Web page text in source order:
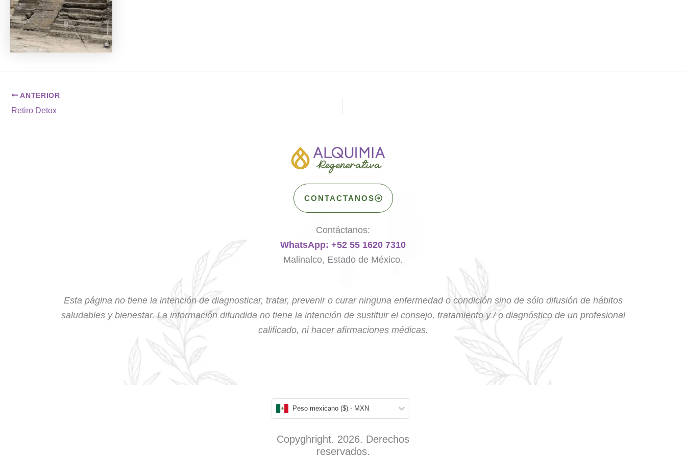
ANTERIOR
Retiro Detox
CONTACTANOS
Contáctanos:
WhatsApp: +52 55 1620 7310
Malinalco, Estado de México.
Esta página no tiene la intención de diagnosticar, tratar, prevenir o curar ninguna enfermedad o condición sino de sólo difusión de hábitos
saludables y bienestar. La información difundida no tiene la intención de sustituir el consejo, tratamiento y / o diagnóstico de un profesional
calificado, ni hacer afirmaciones médicas.
Peso mexicano ($) - MXN
Copyghright. 2026. Derechos
reservados.